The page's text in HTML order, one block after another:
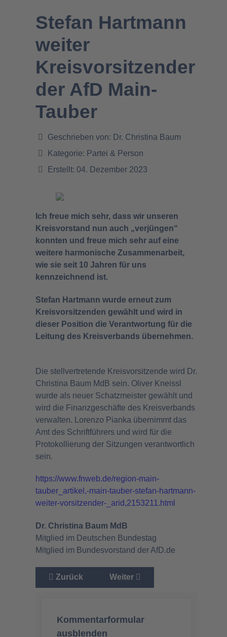
Stefan Hartmann
weiter
Kreisvorsitzender
der AfD Main-
Tauber
Geschrieben von: Dr. Christina Baum
Kategorie: Partei & Person
Erstellt: 04. Dezember 2023
Ich freue mich sehr, dass wir unseren
Kreisvorstand nun auch „verjüngen“
konnten und freue mich sehr auf eine
weitere harmonische Zusammenarbeit,
wie sie seit 10 Jahren für uns
kennzeichnend ist.
Stefan Hartmann wurde erneut zum
Kreisvorsitzenden gewählt und wird in
dieser Position die Verantwortung für die
Leitung des Kreisverbands übernehmen.
Die stellvertretende Kreisvorsitzende wird Dr.
Christina Baum MdB sein. Oliver Kneissl
wurde als neuer Schatzmeister gewählt und
wird die Finanzgeschäfte des Kreisverbands
verwalten. Lorenzo Pianka übernimmt das
Amt des Schriftführers und wird für die
Protokollierung der Sitzungen verantwortlich
sein.
https://www.fnweb.de/region-main-
tauber_artikel,-main-tauber-stefan-hartmann-
weiter-vorsitzender-_arid,2153211.html
Dr. Christina Baum MdB
Mitglied im Deutschen Bundestag
Mitglied im Bundesvorstand derAfD.de
Vorheriger Beitrag: Christinas Berliner
Zurück Nächster Beitrag: Christinas
Weiter
Kommentarformular
ausblenden